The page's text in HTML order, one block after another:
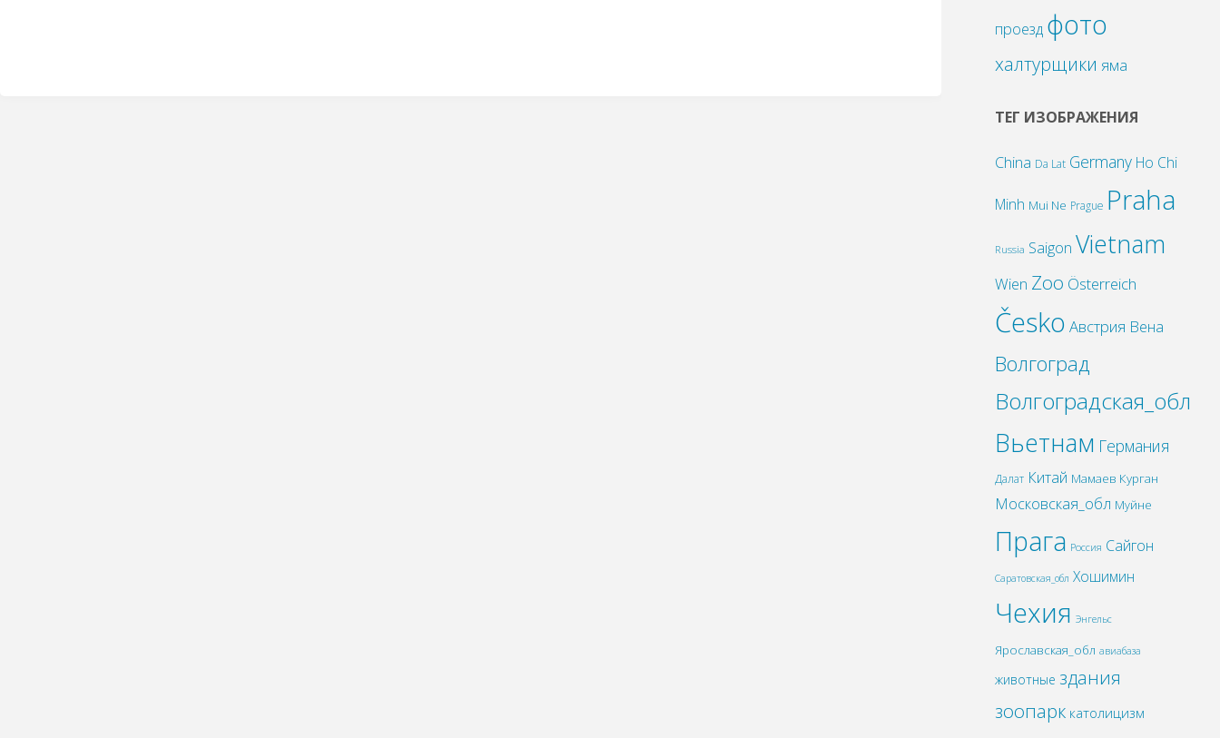
проезд фото
халтурщики яма
ТЕГ ИЗОБРАЖЕНИЯ
China Da Lat Germany Ho Chi
Minh Mui Ne Prague Praha
Russia Saigon Vietnam
Wien Zoo Österreich
Česko Австрия Вена
Волгоград
Волгоградская_обл
Вьетнам Германия
Далат Китай Мамаев Курган
Московская_обл Муйне
Прага Россия Сайгон
Саратовская_обл Хошимин
Чехия Энгельс
Ярославская_обл авиабаза
животные здания
зоопарк католицизм